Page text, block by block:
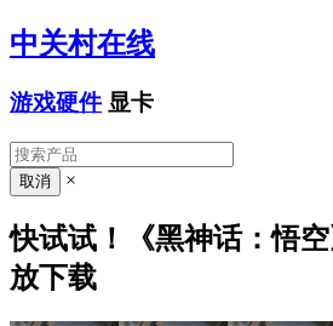
中关村在线
游戏硬件 显卡
×
快试试！《黑神话：悟
放下载